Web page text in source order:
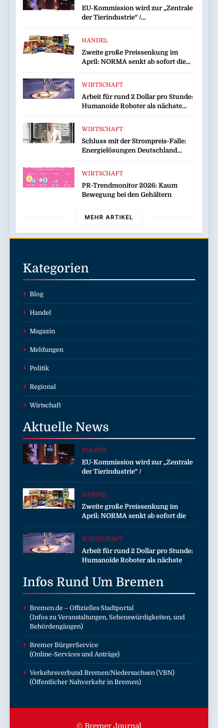
EU-Kommission wird zur „Zentrale
der Tierindustrie“ /
Brüssel die Nähe der EU-
Kommission zur Tierindustrie an
HANDEL
Zweite große Preissenkung im
April: NORMA senkt ab sofort die
LECKERROM, CREMISEE,
EXCELSIOR süßer und herzhafter
Genuss
WIRTSCHAFT
Arbeit für rund 2 Dollar pro Stunde:
Humanoide Roboter als nächste
WIRTSCHAFT
Schluss mit der Strompreis-Falle:
Energielösungen Deutschland
und dabei sogar Geld verdienen
WIRTSCHAFT
PR-Trendmonitor 2026: Kaum
Bewegung bei den Gehältern
MEHR ARTIKEL
Kategorien
Blog
Handel
Magazin
Meldungen
Politik
Regional
Wirtschaft
Aktuelle News
POLITIK
EU-Kommission wird zur „Zentrale
der Tierindustrie“ /
Tierschutzorganisation Animal
Brüssel die Nähe der EU-
Kommission zur Tierindustrie an
HANDEL
Zweite große Preissenkung im
April: NORMA senkt ab sofort die
Preise auf Schokolade und Käse um
LECKERROM, CREMISEE,
EXCELSIOR süßer und herzhafter
Genuss
WIRTSCHAFT
Arbeit für rund 2 Dollar pro Stunde:
Humanoide Roboter als nächste
Infos Rund Um Bremen
Bremen.de – Offizielles Stadtportal
(Infos zu Veranstaltungen, Sehenswürdigkeiten, und
Behördengängen)
Bremer BürgerService
(Online-Services und Anträge)
Verkehrsverbund Bremen/Niedersachsen (VBN)
(Öffentlicher Nahverkehr in Bremen)
© Bremer Journal